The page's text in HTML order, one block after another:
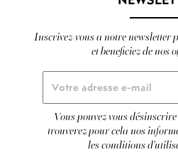
Inscrivez-vous a notre newsletter
et beneficiez de nos
Vous pouvez vous
trouverez pour cela nos
les conditions